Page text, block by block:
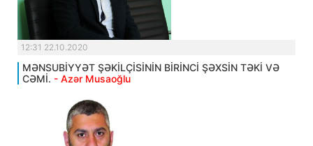
12:31 22.10.2020
MƏNSUBİYYƏT ŞƏKİLÇİSİNİN BİRİNCİ ŞƏXSİN TƏKİ VƏ
CƏMİ. - Azər Musaoğlu